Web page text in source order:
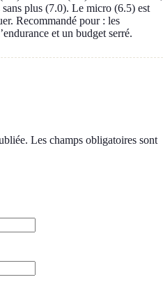
sans plus (7.0). Le micro (6.5) est
Recommandé pour : les
et un budget serré.
Les champs obligatoires sont